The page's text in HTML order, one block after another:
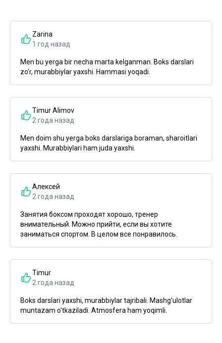
Zarina
1 год назад
Men bu yerga bir necha marta kelganman. Boks darslari
zo'r, murabbiylar yaxshi. Hammasi yoqadi.
Timur Alimov
2 года назад
Men doim shu yerga boks darslariga boraman, sharoitlari
yaxshi. Murabbiylari ham juda yaxshi.
Алексей
2 года назад
Занятия боксом проходят хорошо, тренер
внимательный. Можно прийти, если вы хотите
заниматься спортом. В целом все понравилось.
Timur
2 года назад
Boks darslari yaxshi, murabbiylar tajribali. Mashg'ulotlar
muntazam o'tkaziladi. Atmosfera ham yoqimli.